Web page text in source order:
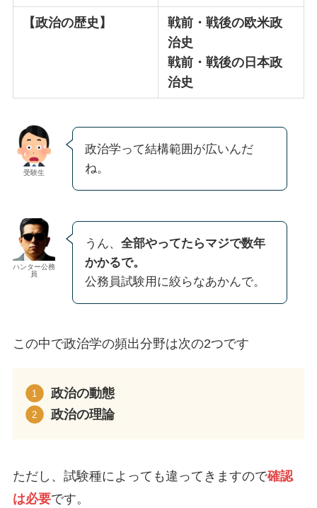
【政治の歴史】
戦前・戦後の欧米政
治史
戦前・戦後の日本政
治史
受験生
政治学って結構範囲が広いんだ
ね。
ハンター公務
員
うん、 全部やってたらマジで数年
かかるで。
公務員試験用に絞らなあかんで。
この中で政治学の頻出分野は次の2つです
政治の動態
政治の理論
ただし、試験種によっても違ってきますので確認
は必要です。